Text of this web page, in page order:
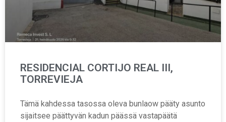
RESIDENCIAL CORTIJO REAL III,
TORREVIEJA
Tämä kahdessa tasossa oleva bunlaow pääty asunto
sijaitsee päättyvän kadun päässä vastapäätä